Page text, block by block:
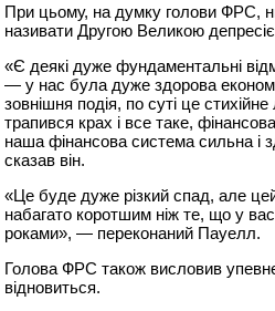
При цьому, на думку голови ФРС,
називати Другою Великою
«Є деякі дуже фундаментальні
— у нас була дуже здорова
зовнішня подія, по суті це
трапився крах і все таке,
наша фінансова система сильна і
сказав він.
«Це буде дуже різкий спад, але
набагато коротшим ніж те, що у
роками», — переконаний Пауелл.
Голова ФРС також висловив
відновиться.